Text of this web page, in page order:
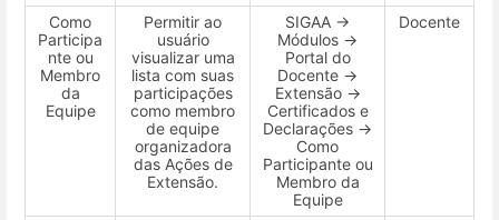
Como
Participa
nte ou
Membro
da
Equipe
Permitir ao
usuário
visualizar uma
lista com suas
participações
como membro
de equipe
organizadora
das Ações de
Extensão.
SIGAA →
Módulos →
Portal do
Docente →
Extensão →
Certificados e
Declarações →
Como
Participante ou
Membro da
Equipe
Docente